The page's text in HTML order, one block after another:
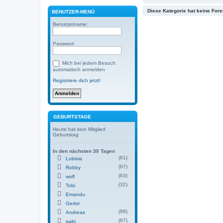
Diese Kategorie hat keine
BENUTZER-MENÜ
Benutzername:
Passwort:
Mich bei jedem Besuch
automatisch anmelden
Registriere dich jetzt!
GEBURTSTAGE
Heute hat kein Mitglied
Geburtstag
In den nächsten 30 Tagen
Lobivia
(61)
Robby
(67)
wolf
(63)
Tobi
(32)
Emandu
Gerlot
Andreas
(68)
gabi
(67)